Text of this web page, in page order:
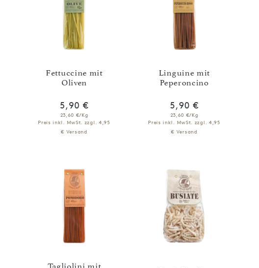
Fettuccine mit
Oliven
5,90 €
23,60 €/Kg
Preis inkl. MwSt. zzgl. 4,95
€ Versand
Linguine mit
Peperoncino
5,90 €
23,60 €/Kg
Preis inkl. MwSt. zzgl. 4,95
€ Versand
Tagliolini mit